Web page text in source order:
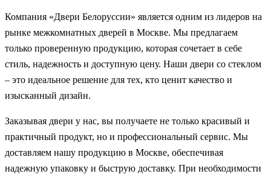
Компания «Двери Белоруссии» является одним из лидеров на
рынке межкомнатных дверей в Москве. Мы предлагаем
только проверенную продукцию, которая сочетает в себе
стиль, надежность и доступную цену. Наши двери со стеклом
– это идеальное решение для тех, кто ценит качество и
изысканный дизайн.
Заказывая двери у нас, вы получаете не только красивый и
практичный продукт, но и профессиональный сервис. Мы
доставляем нашу продукцию в Москве, обеспечивая
надежную упаковку и быструю доставку. При необходимости